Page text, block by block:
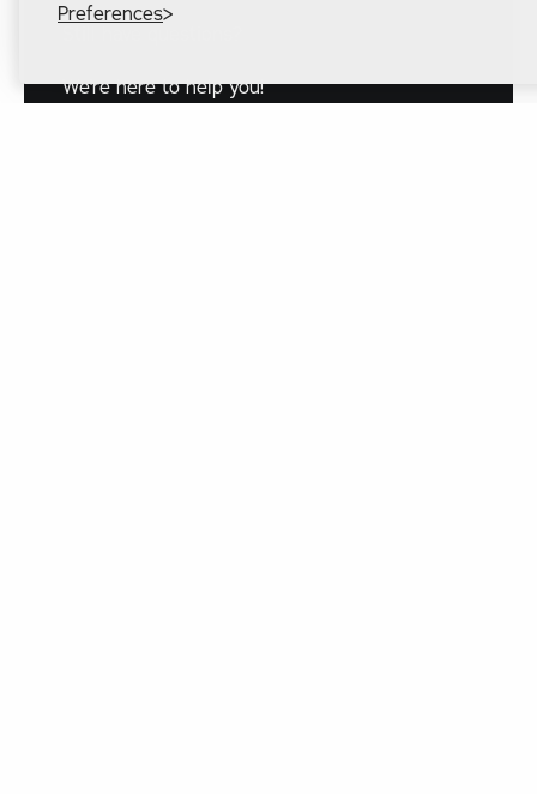
Preferences
We're here to help you!